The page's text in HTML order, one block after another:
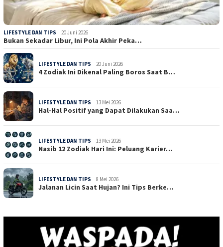
LIFESTYLE DAN TIPS 20 Juni 2026
Bukan Sekadar Libur, Ini Pola Akhir Peka…
LIFESTYLE DAN TIPS 20 Juni 2026
4 Zodiak Ini Dikenal Paling Boros Saat B…
LIFESTYLE DAN TIPS 13 Mei 2026
Hal-Hal Positif yang Dapat Dilakukan Saa…
LIFESTYLE DAN TIPS 13 Mei 2026
Nasib 12 Zodiak Hari Ini: Peluang Karier…
LIFESTYLE DAN TIPS 8 Mei 2026
Jalanan Licin Saat Hujan? Ini Tips Berke…